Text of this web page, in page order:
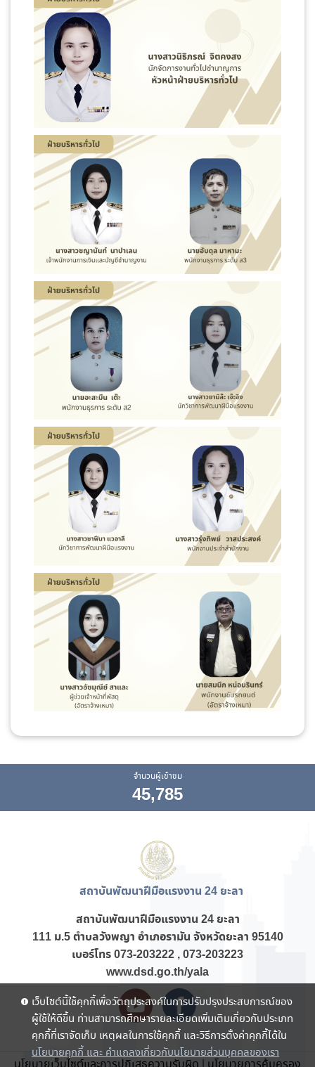
จำนวนผู้เข้าชม
45,785
สถาบันพัฒนาฝีมือแรงงาน 24 ยะลา
สถาบันพัฒนาฝีมือแรงงาน 24 ยะลา
111 ม.5 ตำบลวังพญา อำเภอรามัน จังหวัดยะลา 95140
เบอร์โทร073-203222 , 073-203223
www.dsd.go.th/yala
เว็บไซต์นี้ใช้คุกกี้เพื่อวัตถุประสงค์ในการปรับปรุงประสบการณ์ของ
ผู้ใช้ให้ดีขึ้น ท่านสามารถศึกษารายละเอียดเพิ่มเติมเกี่ยวกับประเภท
คุกกี้ที่เราจัดเก็บ เหตุผลในการใช้คุกกี้ และวิธีการตั้งค่าคุกกี้ได้ใน
นโยบายคุกกี้ และ คำแถลงเกี่ยวกับนโยบายส่วนบุคคลของเรา